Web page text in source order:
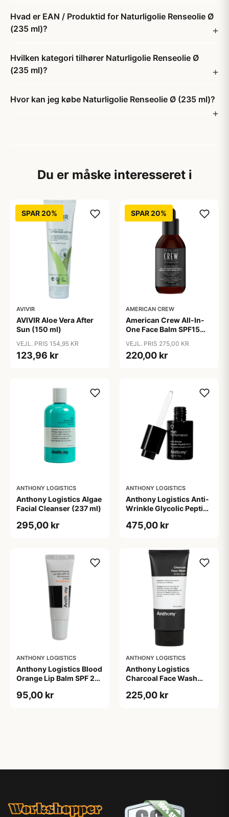
Hvad er EAN / Produktid for Naturligolie Renseolie Ø
(235 ml)?
Hvilken kategori tilhører Naturligolie Renseolie Ø
(235 ml)?
Hvor kan jeg købe Naturligolie Renseolie Ø (235 ml)?
Du er måske interesseret i
SPAR 20%
AVIVIR
AVIVIR Aloe Vera After
Sun (150 ml)
VEJL. PRIS 154,95 KR
123,96 kr
SPAR 20%
AMERICAN CREW
American Crew All-In-
One Face Balm SPF15
VEJL. PRIS 275,00 KR
220,00 kr
ANTHONY LOGISTICS
Anthony Logistics Algae
Facial Cleanser (237 ml)
295,00 kr
ANTHONY LOGISTICS
Anthony Logistics Anti-
Wrinkle Glycolic Peptide
475,00 kr
ANTHONY LOGISTICS
Anthony Logistics Blood
Orange Lip Balm SPF 25
95,00 kr
ANTHONY LOGISTICS
Anthony Logistics
Charcoal Face Wash
225,00 kr